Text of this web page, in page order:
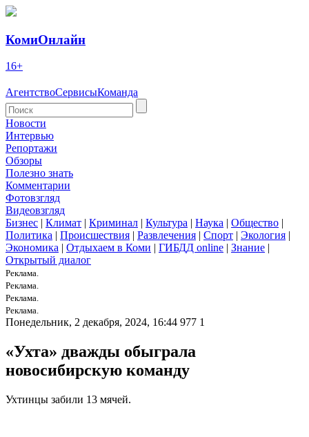
КомиОнлайн
16+
АгентствоСервисыКоманда
Новости
Интервью
Репортажи
Обзоры
Полезно знать
Комментарии
Фотовзгляд
Видеовзгляд
Бизнес | Климат | Криминал | Культура | Наука | Общество |
Политика | Происшествия | Развлечения | Спорт | Экология |
Экономика | Отдыхаем в Коми | ГИБДД online | Знание |
Открытый диалог
Реклама.
Реклама.
Реклама.
Реклама.
Понедельник, 2 декабря, 2024, 16:44 977 1
«Ухта» дважды обыграла
новосибирскую команду
Ухтинцы забили 13 мячей.